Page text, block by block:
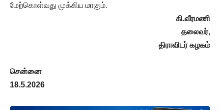
மேற்கொள்வது முக்கிய மாகும்.
கி.வீரமணி
தலைவர்,
திராவிடர் கழகம்
சென்னை
18.5.2026